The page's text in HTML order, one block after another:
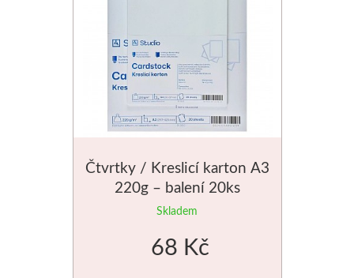
Novinky
Čtvrtky / Kreslicí karton A3
220g – balení 20ks
Skladem
68 Kč